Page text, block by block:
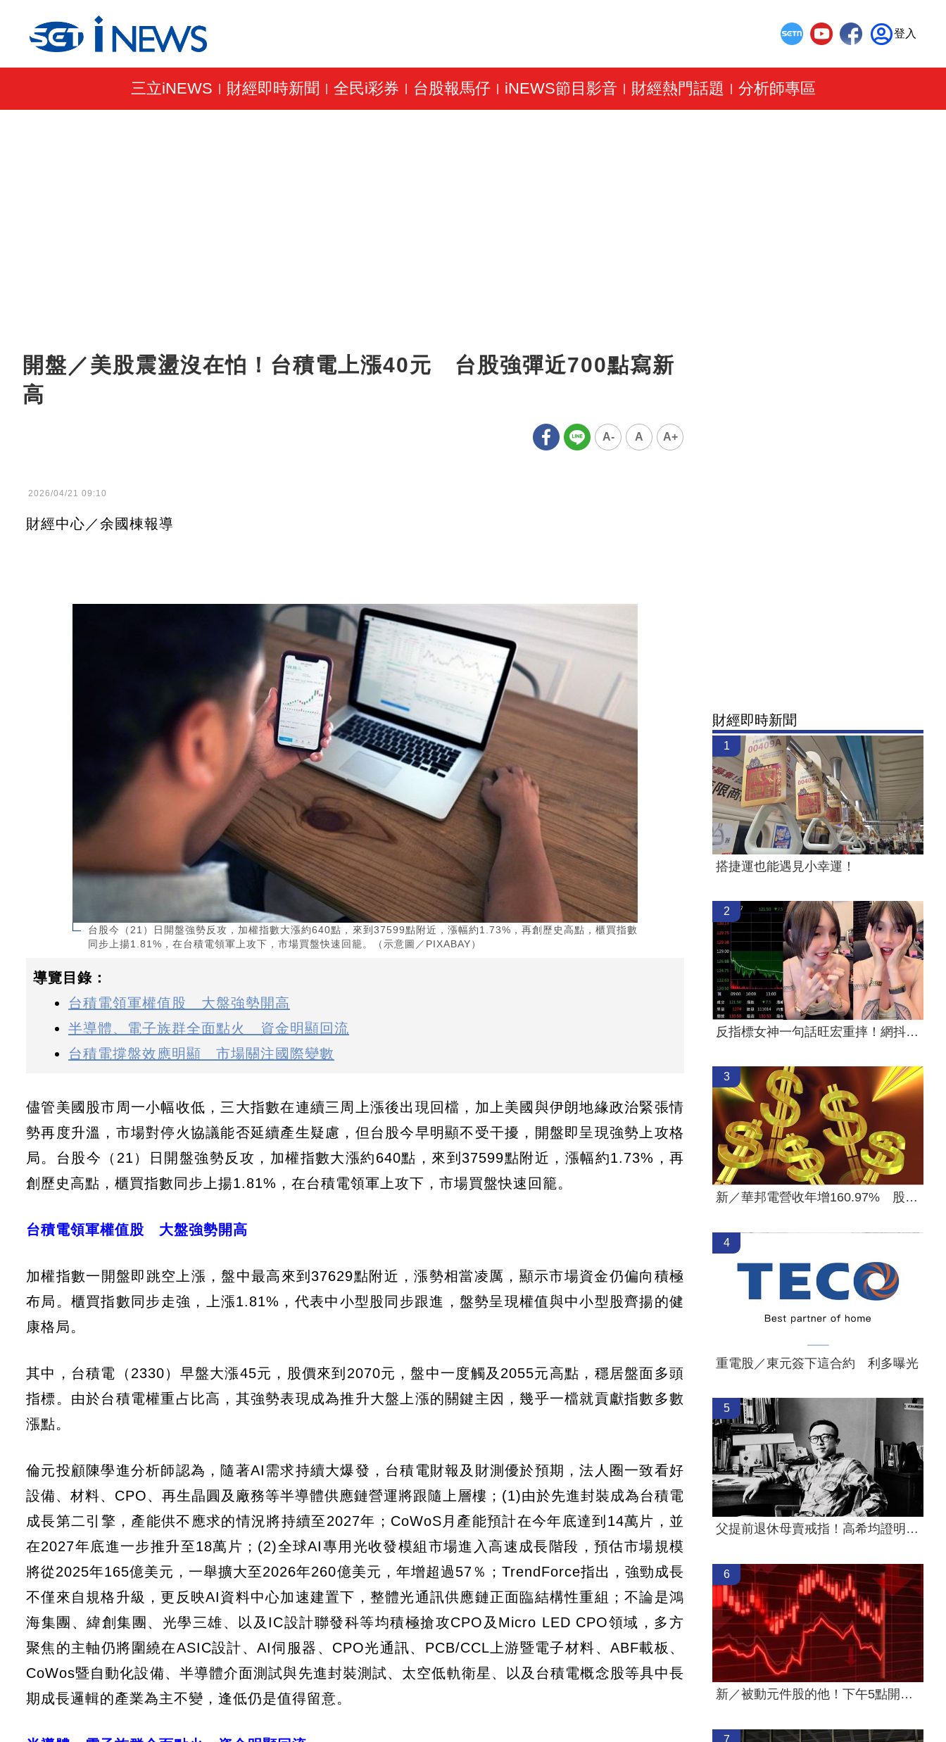
登入
三立iNEWS 財經即時新聞 全民i彩券 台股報馬仔| iNEWS節目影音 財經熱門話題 分析師專區
開盤／美股震盪沒在怕！台積電上漲40元 台股強彈近700點寫新
高
A- A A+
2026/04/21 09:10
財經中心／余國棟報導
台股今（21）日開盤強勢反攻，加權指數大漲約640點，來到37599點附近，漲幅約1.73%，再創歷史高點，櫃買指數
同步上揚1.81%，在台積電領軍上攻下，市場買盤快速回籠。（示意圖／PIXABAY）
導覽目錄：
台積電領軍權值股 大盤強勢開高
半導體、電子族群全面點火 資金明顯回流
台積電撐盤效應明顯 市場關注國際變數
儘管美國股市周一小幅收低，三大指數在連續三周上漲後出現回檔，加上美國與伊朗地緣政治緊張情
勢再度升溫，市場對停火協議能否延續產生疑慮，但台股今早明顯不受干擾，開盤即呈現強勢上攻格
局。台股今（21）日開盤強勢反攻，加權指數大漲約640點，來到37599點附近，漲幅約1.73%，再
創歷史高點，櫃買指數同步上揚1.81%，在台積電領軍上攻下，市場買盤快速回籠。
台積電領軍權值股 大盤強勢開高
加權指數一開盤即跳空上漲，盤中最高來到37629點附近，漲勢相當凌厲，顯示市場資金仍偏向積極
布局。櫃買指數同步走強，上漲1.81%，代表中小型股同步跟進，盤勢呈現權值與中小型股齊揚的健
康格局。
其中，台積電（2330）早盤大漲45元，股價來到2070元，盤中一度觸及2055元高點，穩居盤面多頭
指標。由於台積電權重占比高，其強勢表現成為推升大盤上漲的關鍵主因，幾乎一檔就貢獻指數多數
漲點。
倫元投顧陳學進分析師認為，隨著AI需求持續大爆發，台積電財報及財測優於預期，法人圈一致看好
設備、材料、CPO、再生晶圓及廠務等半導體供應鏈營運將跟隨上層樓；(1)由於先進封裝成為台積電
成長第二引擎，產能供不應求的情況將持續至2027年；CoWoS月產能預計在今年底達到14萬片，並
在2027年底進一步推升至18萬片；(2)全球AI專用光收發模組市場進入高速成長階段，預估市場規模
將從2025年165億美元，一舉擴大至2026年260億美元，年增超過57％；TrendForce指出，強勁成長
不僅來自規格升級，更反映AI資料中心加速建置下，整體光通訊供應鏈正面臨結構性重組；不論是鴻
海集團、緯創集團、光學三雄、以及IC設計聯發科等均積極搶攻CPO及Micro LED CPO領域，多方
聚焦的主軸仍將圍繞在ASIC設計、AI伺服器、CPO光通訊、PCB/CCL上游暨電子材料、ABF載板、
CoWos暨自動化設備、半導體介面測試與先進封裝測試、太空低軌衛星、以及台積電概念股等具中長
期成長邏輯的產業為主不變，逢低仍是值得留意。
財經即時新聞
1
搭捷運也能遇見小幸運！
2
反指標女神一句話旺宏重摔！網抖：求放過
3
新／華邦電營收年增160.97% 股價評析
4
重電股／東元簽下這合約 利多曝光
5
父提前退休母賣戒指！高希均證明這1件事
6
新／被動元件股的他！下午5點開重訊
7